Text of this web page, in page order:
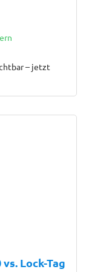
– jetzt
Lock-Tag